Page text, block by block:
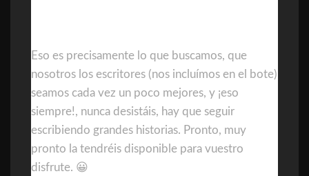
Eso es precisamente lo que buscamos, que
nosotros los escritores (nos incluímos en el bote)
seamos cada vez un poco mejores, y ¡eso
siempre!, nunca desistáis, hay que seguir
escribiendo grandes historias. Pronto, muy
pronto la tendréis disponible para vuestro
disfrute. 😀